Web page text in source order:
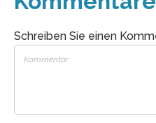
Schreiben Sie einen